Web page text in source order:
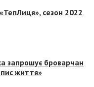
сезон 2022
запрошує броварчан
життя»